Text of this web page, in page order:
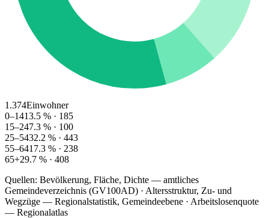
1.374Einwohner
0–1413.5 % · 185
15–247.3 % · 100
25–5432.2 % · 443
55–6417.3 % · 238
65+29.7 % · 408
Quellen: Bevölkerung, Fläche, Dichte — amtliches
Gemeindeverzeichnis (GV100AD) · Altersstruktur, Zu- und
Wegzüge — Regionalstatistik, Gemeindeebene · Arbeitslosenquote
— Regionalatlas